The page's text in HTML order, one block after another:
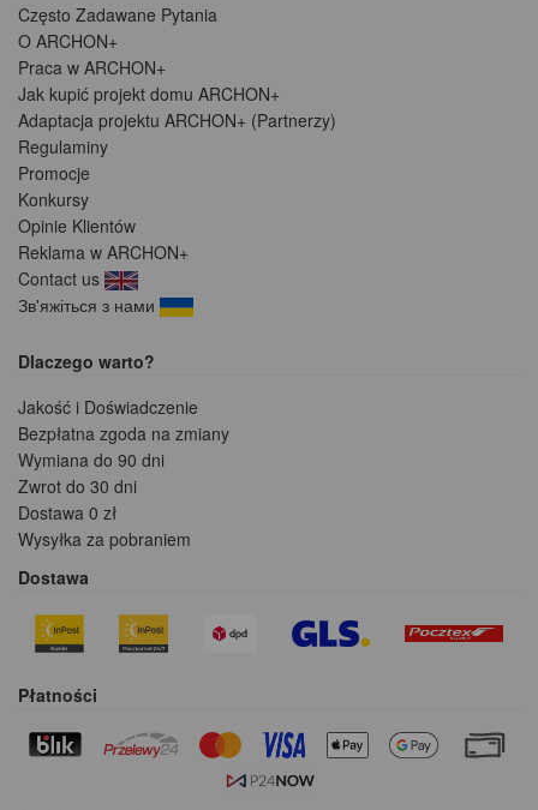
Często Zadawane Pytania
O ARCHON+
Praca w ARCHON+
Jak kupić projekt domu ARCHON+
Adaptacja projektu ARCHON+ (Partnerzy)
Regulaminy
Promocje
Konkursy
Opinie Klientów
Reklama w ARCHON+
Contact us
Зв'яжіться з нами
Dlaczego warto?
Jakość i Doświadczenie
Bezpłatna zgoda na zmiany
Wymiana do 90 dni
Zwrot do 30 dni
Dostawa 0 zł
Wysyłka za pobraniem
Dostawa
Płatności